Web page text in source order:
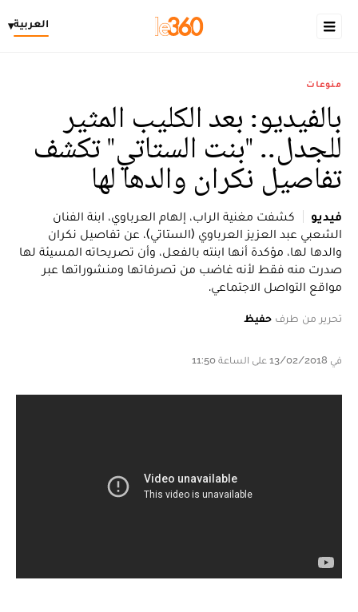
العربية▾
منوعات
بالفيديو: بعد الكليب المثير
للجدل.. "بنت الستاتي" تكشف
تفاصيل نكران والدها لها
فيديو
كشفت مغنية الراب، إلهام العرباوي، ابنة الفنان
الشعبي عبد العزيز العرباوي (الستاتي)، عن تفاصيل نكران
والدها لها، مؤكدة أنها ابنته بالفعل، وأن تصريحاته المسيئة لها
صدرت منه فقط لأنه غاضب من تصرفاتها ومنشوراتها عبر
مواقع التواصل الاجتماعي.
تحرير من طرف حفيظ
في 13/02/2018 على الساعة 11:50